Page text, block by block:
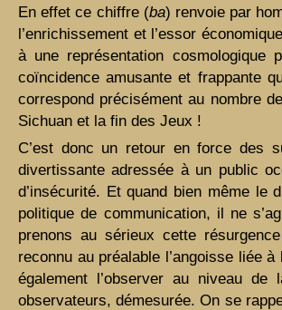
En effet ce chiffre (ba) renvoie par
l’enrichissement et l’essor
à une représentation
coïncidence amusante et frappante
correspond précisément au nombre
Sichuan et la fin des Jeux !
C’est donc un retour en force des
divertissante adressée à un public
d’insécurité. Et quand bien même le
politique de communication, il ne
prenons au sérieux cette
reconnu au préalable l’angoisse liée
également l’observer au niveau
observateurs, démesurée. On se